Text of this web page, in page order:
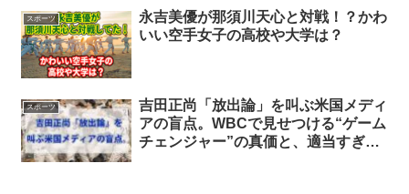
スポーツ
永吉美優が那須川天心と対戦！？かわ
いい空手女子の高校や大学は？
スポーツ
吉田正尚「放出論」を叫ぶ米国メディ
アの盲点。WBCで見せつける“ゲーム
チェンジャー”の真価と、適当すぎる